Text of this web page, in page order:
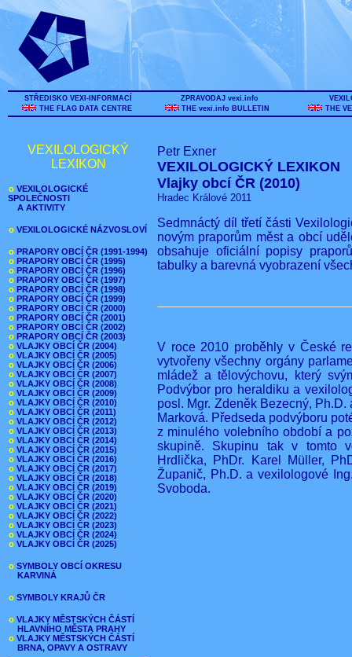
STŘEDISKO VEXI-INFORMACÍ
THE FLAG DATA CENTRE
ZPRAVODAJ vexi.info
THE vexi.info BULLETIN
THE
VEXILOLOGICKÝ
LEXIKON
o VEXILOLOGICKÉ
SPOLEČNOSTI
A AKTIVITY
o VEXILOLOGICKÉ NÁZVOSLOVÍ
o PRAPORY OBCÍ ČR (1991-1994)
o PRAPORY OBCÍ ČR (1995)
o PRAPORY OBCÍ ČR (1996)
o PRAPORY OBCÍ ČR (1997)
o PRAPORY OBCÍ ČR (1998)
o PRAPORY OBCÍ ČR (1999)
o PRAPORY OBCÍ ČR (2000)
o PRAPORY OBCÍ ČR (2001)
o PRAPORY OBCÍ ČR (2002)
o PRAPORY OBCÍ ČR (2003)
o VLAJKY OBCÍ ČR (2004)
o VLAJKY OBCÍ ČR (2005)
o VLAJKY OBCÍ ČR (2006)
o VLAJKY OBCÍ ČR (2007)
o VLAJKY OBCÍ ČR (2008)
o VLAJKY OBCÍ ČR (2009)
o VLAJKY OBCÍ ČR (2010)
o VLAJKY OBCÍ ČR (2011)
o VLAJKY OBCÍ ČR (2012)
o VLAJKY OBCÍ ČR (2013)
o VLAJKY OBCÍ ČR (2014)
o VLAJKY OBCÍ ČR (2015)
o VLAJKY OBCÍ ČR (2016)
o VLAJKY OBCÍ ČR (2017)
o VLAJKY OBCÍ ČR (2018)
o VLAJKY OBCÍ ČR (2019)
o VLAJKY OBCÍ ČR (2020)
o VLAJKY OBCÍ ČR (2021)
o VLAJKY OBCÍ ČR (2022)
o VLAJKY OBCÍ ČR (2023)
o VLAJKY OBCÍ ČR (2024)
o VLAJKY OBCÍ ČR (2025)
o SYMBOLY OBCÍ OKRESU
KARVINÁ
o SYMBOLY KRAJŮ ČR
o VLAJKY MĚSTSKÝCH ČÁSTÍ
HLAVNÍHO MĚSTA PRAHY
o VLAJKY MĚSTSKÝCH ČÁSTÍ
BRNA, OPAVY A OSTRAVY
Petr Exner
VEXILOLOGICKÝ LEXIKON
Vlajky obcí ČR (2010)
Hradec Králové 2011
Sedmnáctý díl třetí části
novým praporům měst a obcí
obsahuje oficiální popisy
tabulky a barevná vyobrazení
V roce 2010 proběhly v České
vytvořeny všechny orgány
mládež a tělovýchovu, který
Podvýbor pro heraldiku a
posl. Mgr. Zdeněk Bezecný,
Marková. Předseda podvýboru
z minulého volebního období a
skupině. Skupinu tak v tomto
Hrdlička, PhDr. Karel Müller,
Županič, Ph.D. a vexilologové
Svoboda.